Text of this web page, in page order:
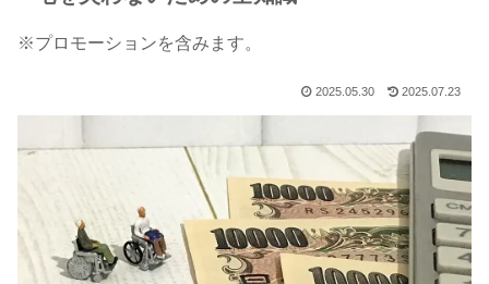
※プロモーションを含みます。
2025.05.30 2025.07.23